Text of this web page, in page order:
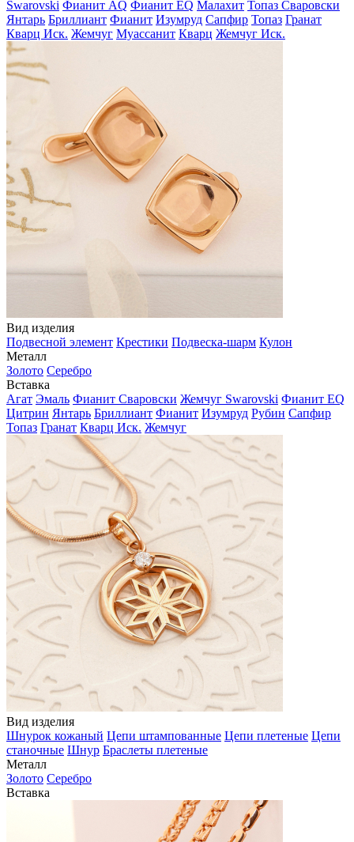
Swarovski Фианит AQ Фианит EQ Малахит Топаз Сваровски
Янтарь Бриллиант Фианит Изумруд Сапфир Топаз Гранат
Кварц Иск. Жемчуг Муассанит Кварц Жемчуг Иск.
Вид изделия
Подвесной элемент Крестики Подвеска-шарм Кулон
Металл
Золото Серебро
Вставка
Агат Эмаль Фианит Сваровски Жемчуг Swarovski Фианит EQ
Цитрин Янтарь Бриллиант Фианит Изумруд Рубин Сапфир
Топаз Гранат Кварц Иск. Жемчуг
Вид изделия
Шнурок кожаный Цепи штампованные Цепи плетеные Цепи
станочные Шнур Браслеты плетеные
Металл
Золото Серебро
Вставка